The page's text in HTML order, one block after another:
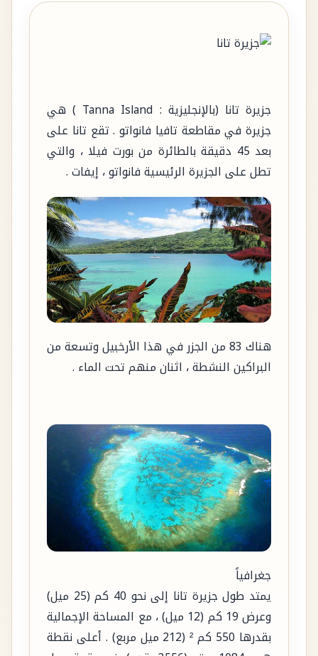
جزيرة تانا (بالإنجليزية : Tanna Island ) هي
جزيرة في مقاطعة تافيا فانواتو . تقع تانا على
بعد 45 دقيقة بالطائرة من بورت فيلا ، والتي
تطل على الجزيرة الرئيسية فانواتو ، إيفات .
هناك 83 من الجزر في هذا الأرخبيل وتسعة من
البراكين النشطة ، اثنان منهم تحت الماء .
جغرافياً
يمتد طول جزيرة تانا إلى نحو 40 كم (25 ميل)
وعرض 19 كم (12 ميل) ، مع المساحة الإجمالية
بقدرها 550 كم ² (212 ميل مربع) . أعلى نقطة